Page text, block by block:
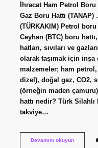
İhracat Ham Petrol
Gaz Boru Hattı
(TÜRKAKIM) Petrol
Ceyhan (BTC) boru
hatları, sıvıları ve
olarak taşımak için inşa
malzemeler; ham
dizel), doğal gaz, CO2,
(örneğin maden
hattı nedir? Türk Silahlı
takviye…
Devamını okuyunBoru